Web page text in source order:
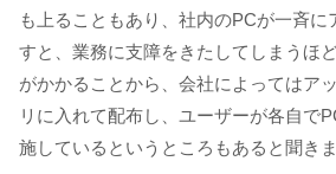
も上ることもあり、社内のPCが一斉に
すと、業務に支障をきたしてしまうほ
がかかることから、会社によってはア
リに入れて配布し、ユーザーが各自で
施しているというところもあると聞きま